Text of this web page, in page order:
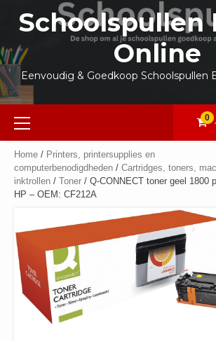
inhoud
Schoolspullen
Online
Eenvoudig & Goedkoop Schoolspullen
Primair
menu
0
Home / Printers, printersupplies en
computerbenodigdheden / Cartridges, toners,
inktrollen / Toner / Q-CONNECT toner geel 1800
HP – OEM: CF212A